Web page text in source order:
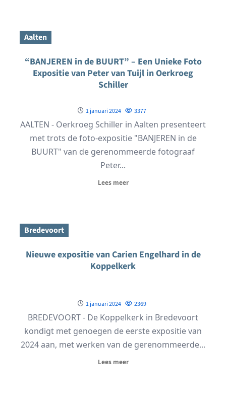
Aalten
“BANJEREN in de BUURT” – Een Unieke Foto
Expositie van Peter van Tuijl in Oerkroeg
Schiller
1 januari 2024 3377
AALTEN - Oerkroeg Schiller in Aalten presenteert
met trots de foto-expositie "BANJEREN in de
BUURT" van de gerenommeerde fotograaf
Peter...
Lees meer
Bredevoort
Nieuwe expositie van Carien Engelhard in de
Koppelkerk
1 januari 2024 2369
BREDEVOORT - De Koppelkerk in Bredevoort
kondigt met genoegen de eerste expositie van
2024 aan, met werken van de gerenommeerde...
Lees meer